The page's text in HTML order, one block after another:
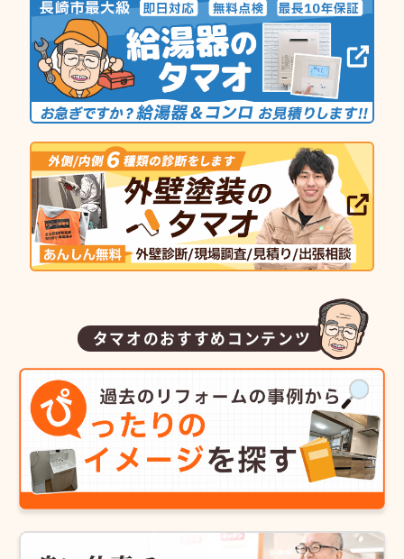
タマオのおすすめコンテンツ